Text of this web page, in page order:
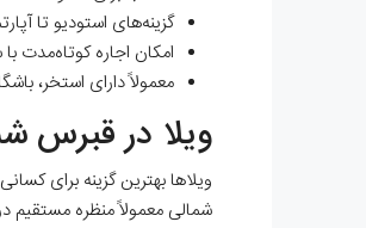
گزینه‌های استودیو تا
امکان اجاره کوتاه‌مدت با
معمولاً دارای استخر،
ویلا در قبرس
ویلاها بهترین گزینه برای
شمالی معمولاً منظره مستقیم